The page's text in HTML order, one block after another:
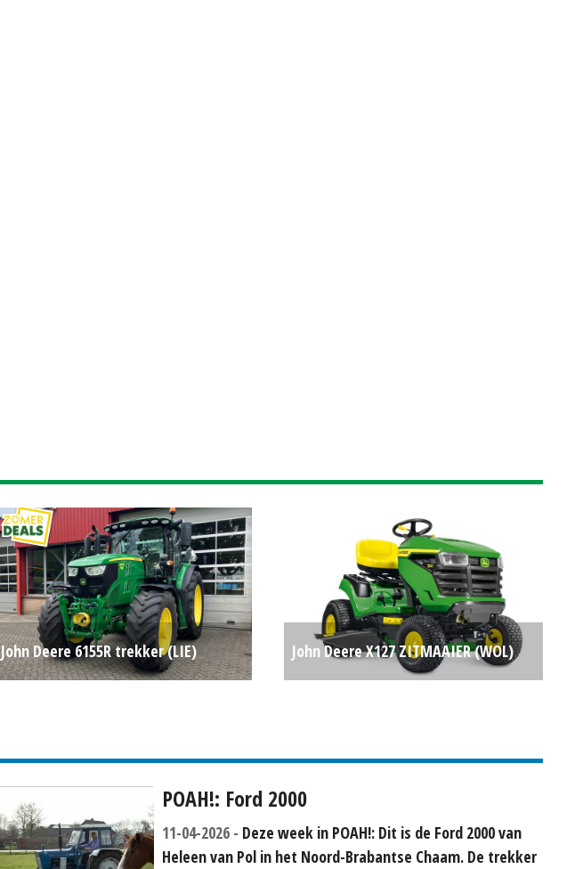
John Deere 6155R trekker (LIE)
John Deere X127 ZITMAAIER (WOL)
POAH!: Ford 2000
11-04-2026
Deze week in POAH!: Dit is de Ford 2000 van
Heleen van Pol in het Noord-Brabantse Chaam. De trekker